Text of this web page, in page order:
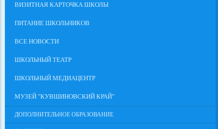
ВИЗИТНАЯ КАРТОЧКА ШКОЛЫ
ПИТАНИЕ ШКОЛЬНИКОВ
ВСЕ НОВОСТИ
ШКОЛЬНЫЙ ТЕАТР
ШКОЛЬНЫЙ МЕДИАЦЕНТР
МУЗЕЙ "КУВШИНОВСКИЙ КРАЙ"
ДОПОЛНИТЕЛЬНОЕ ОБРАЗОВАНИЕ